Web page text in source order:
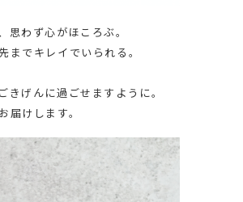
思わず心がほころぶ。
までキレイでいられる。
きげんに過ごせますように。
届けします。